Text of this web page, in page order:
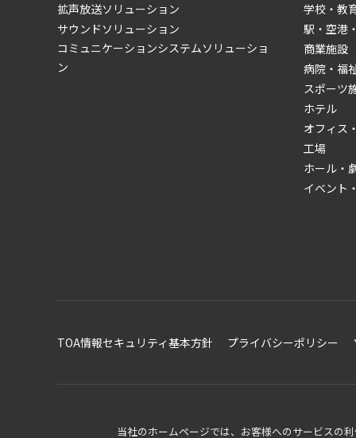
当社のホームページでは、お客様へのサービスの
拡声放送ソリューション
サウンドソリューション
コミュニケーションシステムソリューショ
ン
学校・教
駅・空港
商業施設
病院・福
スポーツ
ホテル
オフィス
工場
ホール・
イベント
TOA情報セキュリティ基本方針 プライバシーポリシー